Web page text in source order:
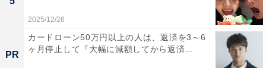
2025/12/26
PR
カードローン50万円以上の人は、返済を3～6
ヶ月停止して『大幅に減額してから返済...